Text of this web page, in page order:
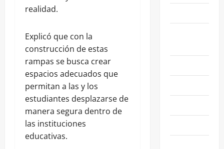
realidad.
Explicó que con la
construcción de estas
rampas se busca crear
espacios adecuados que
permitan a las y los
estudiantes desplazarse de
manera segura dentro de
las instituciones
educativas.